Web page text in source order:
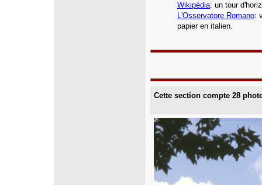
Wikipédia: un tour
L'Osservatore Romano:
papier en italien.
Cette section compte 28